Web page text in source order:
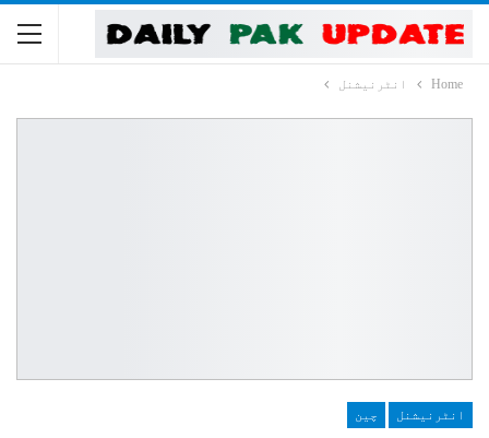
Home انٹرنیشنل
انٹرنیشنل چین